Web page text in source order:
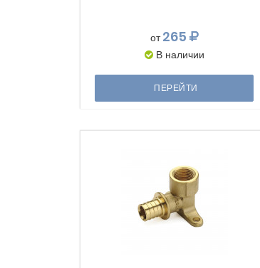
от265
В наличии
ПЕРЕЙТИ